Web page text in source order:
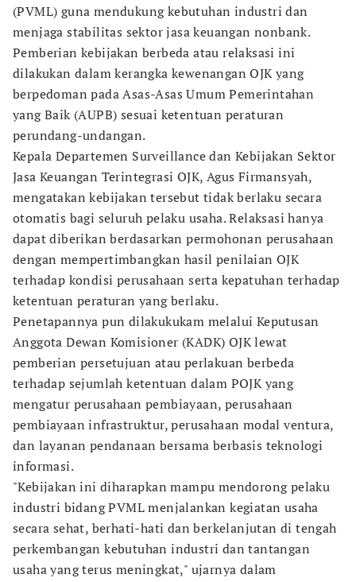
(PVML) guna mendukung kebutuhan industri dan
menjaga stabilitas sektor jasa keuangan nonbank.
Pemberian kebijakan berbeda atau relaksasi ini
dilakukan dalam kerangka kewenangan OJK yang
berpedoman pada Asas-Asas Umum Pemerintahan
yang Baik (AUPB) sesuai ketentuan peraturan
perundang-undangan.
Kepala Departemen Surveillance dan Kebijakan Sektor
Jasa Keuangan Terintegrasi OJK, Agus Firmansyah,
mengatakan kebijakan tersebut tidak berlaku secara
otomatis bagi seluruh pelaku usaha. Relaksasi hanya
dapat diberikan berdasarkan permohonan perusahaan
dengan mempertimbangkan hasil penilaian OJK
terhadap kondisi perusahaan serta kepatuhan terhadap
ketentuan peraturan yang berlaku.
Penetapannya pun dilakukukam melalui Keputusan
Anggota Dewan Komisioner (KADK) OJK lewat
pemberian persetujuan atau perlakuan berbeda
terhadap sejumlah ketentuan dalam POJK yang
mengatur perusahaan pembiayaan, perusahaan
pembiayaan infrastruktur, perusahaan modal ventura,
dan layanan pendanaan bersama berbasis teknologi
informasi.
"Kebijakan ini diharapkan mampu mendorong pelaku
industri bidang PVML menjalankan kegiatan usaha
secara sehat, berhati-hati dan berkelanjutan di tengah
perkembangan kebutuhan industri dan tantangan
usaha yang terus meningkat," ujarnya dalam